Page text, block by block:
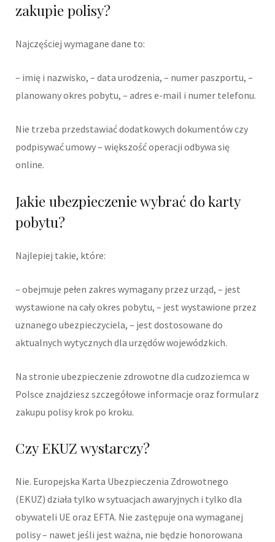
zakupie polisy?
Najczęściej wymagane dane to:
– imię i nazwisko, – data urodzenia, – numer paszportu, –
planowany okres pobytu, – adres e-mail i numer telefonu.
Nie trzeba przedstawiać dodatkowych dokumentów czy
podpisywać umowy – większość operacji odbywa się
online.
Jakie ubezpieczenie wybrać do karty
pobytu?
Najlepiej takie, które:
– obejmuje pełen zakres wymagany przez urząd, – jest
wystawione na cały okres pobytu, – jest wystawione przez
uznanego ubezpieczyciela, – jest dostosowane do
aktualnych wytycznych dla urzędów wojewódzkich.
Na stronie ubezpieczenie zdrowotne dla cudzoziemca w
Polsce znajdziesz szczegółowe informacje oraz formularz
zakupu polisy krok po kroku.
Czy EKUZ wystarczy?
Nie. Europejska Karta Ubezpieczenia Zdrowotnego
(EKUZ) działa tylko w sytuacjach awaryjnych i tylko dla
obywateli UE oraz EFTA. Nie zastępuje ona wymaganej
polisy – nawet jeśli jest ważna, nie będzie honorowana